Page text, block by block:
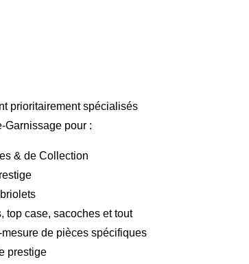
prioritairement spécialisés
Garnissage pour :
& de Collection
top case, sacoches et tout
de pièces spécifiques
prestige